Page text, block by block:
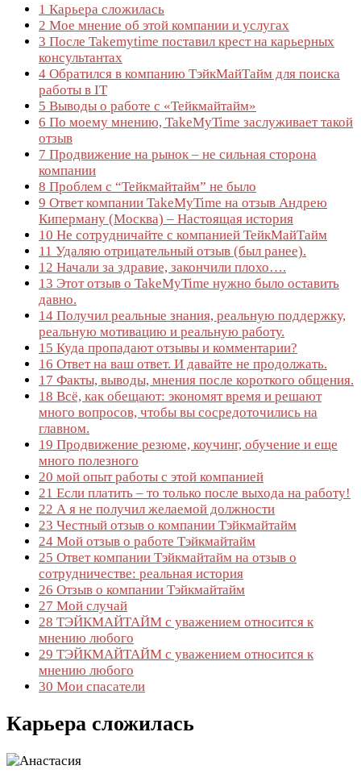
1 Карьера сложилась
2 Мое мнение об этой компании и услугах
3 После Takemytime поставил крест на карьерных
консультантах
4 Обратился в компанию ТэйкМайТайм для поиска
работы в IT
5 Выводы о работе с «Тейкмайтайм»
6 По моему мнению, TakeMyTime заслуживает такой
отзыв
7 Продвижение на рынок – не сильная сторона
компании
8 Проблем с “Тейкмайтайм” не было
9 Ответ компании TakeMyTime на отзыв Андрею
Киперману (Москва) – Настоящая история
10 Не сотрудничайте с компанией ТейкМайТайм
11 Удаляю отрицательный отзыв (был ранее).
12 Начали за здравие, закончили плохо….
13 Этот отзыв о TakeMyTime нужно было оставить
давно.
14 Получил реальные знания, реальную поддержку,
реальную мотивацию и реальную работу.
15 Куда пропадают отзывы и комментарии?
16 Ответ на ваш ответ. И давайте не продолжать.
17 Факты, выводы, мнения после короткого общения.
18 Всё, как обещают: экономят время и решают
много вопросов, чтобы вы сосредоточились на
главном.
19 Продвижение резюме, коучинг, обучение и еще
много полезного
20 мой опыт работы с этой компанией
21 Если платить – то только после выхода на работу!
22 А я не получил желаемой должности
23 Честный отзыв о компании Тэйкмайтайм
24 Мой отзыв о работе Тэйкмайтайм
25 Ответ компании Тэйкмайтайм на отзыв о
сотрудничестве: реальная история
26 Отзыв о компании Тэйкмайтайм
27 Мой случай
28 ТЭЙКМАЙТАЙМ с уважением относится к
мнению любого
29 ТЭЙКМАЙТАЙМ с уважением относится к
мнению любого
30 Мои спасатели
Карьера сложилась